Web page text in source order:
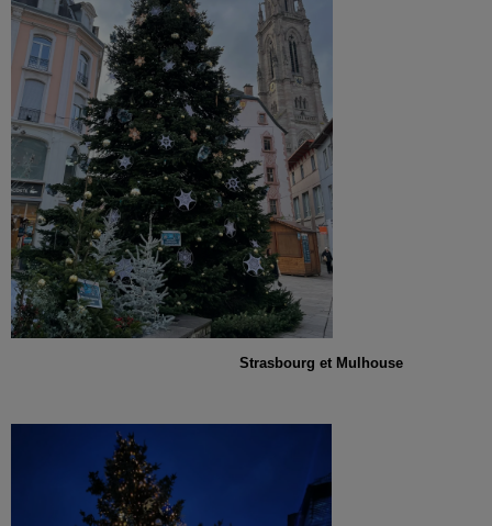
Strasbourg et Mulhouse